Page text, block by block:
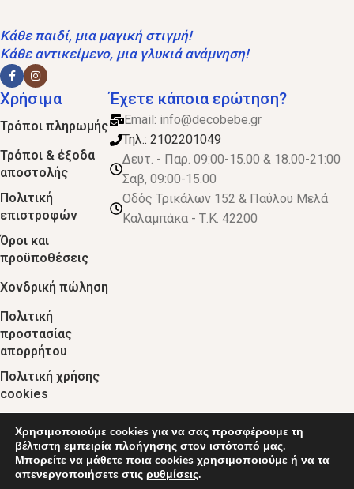
Κάθε παιδί, μια μαγική στιγμή!
Κάθε αντικείμενο, μια γλυκιά ανάμνηση!
Χρήσιμα
Τρόποι πληρωμής
Τρόποι & έξοδα
αποστολής
Πολιτική
επιστροφών
Όροι και
προϋποθέσεις
Χονδρική πώληση
Πολιτική
προστασίας
απορρήτου
Πολιτική χρήσης
cookies
Έχετε κάποια ερώτηση?
Email: info@decobebe.gr
Τηλ.: 2102201049
Δευτ. - Παρ. 09:00-15.00 & 18.00-21:00
Σαβ, 09:00-15.00
Οδός Τρικάλων 152 & Παύλου Μελά
Καλαμπάκα - Τ.Κ. 42200
© 2024 :: decobebe.gr
Χρησιμοποιούμε cookies για να σας προσφέρουμε τη
βέλτιστη εμπειρία πλοήγησης στον ιστότοπό μας.
Μπορείτε να μάθετε ποια cookies χρησιμοποιούμε ή να τα
απενεργοποιήσετε στις ρυθμίσεις.